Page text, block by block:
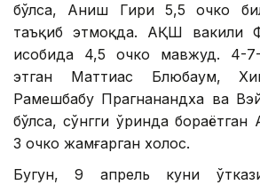
бўлса, Аниш Гири 5,5 очко
таъқиб этмоқда. АҚШ вакили
ҳисобида 4,5 очко мавжуд. 4-
этган Маттиас Блюбаум,
Рамешбабу Прагнанандха ва
бўлса, сўнгги ўринда
3 очко жамғарган холос.
Бугун, 9 апрель куни